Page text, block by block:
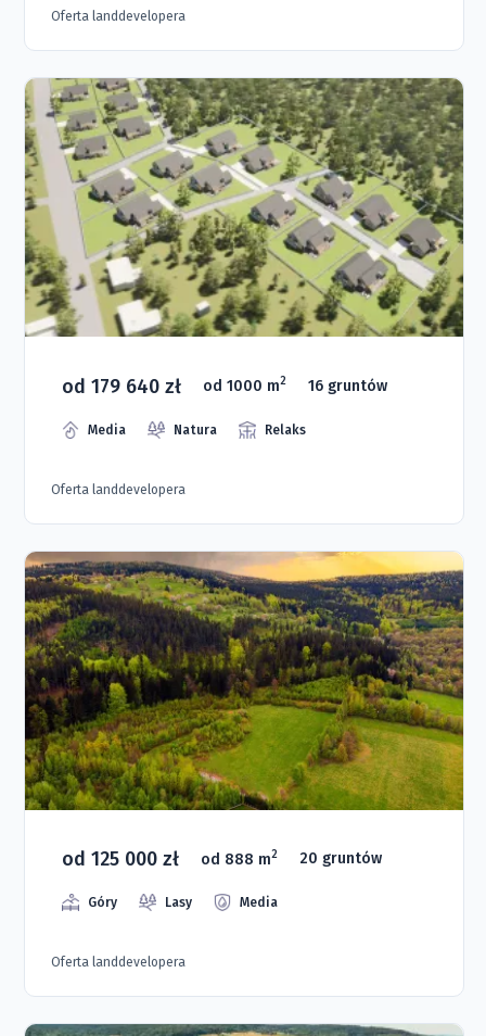
Oferta landdevelopera
od 179 640 zł od 1000 m2 16 gruntów
Media Natura Relaks
Oferta landdevelopera
od 125 000 zł od 888 m2 20 gruntów
Góry Lasy Media
Oferta landdevelopera